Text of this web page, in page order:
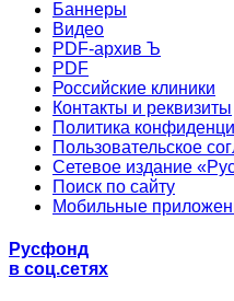
Баннеры
Видео
PDF-архив Ъ
PDF
Российские клиники
Контакты и реквизиты
Политика
Пользовательское
Сетевое издание
Поиск по сайту
Мобильные
Русфонд
в соц.сетях